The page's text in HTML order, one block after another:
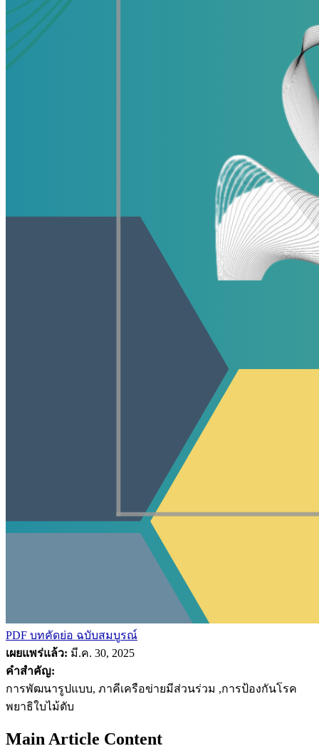
PDF บทคัดย่อ ฉบับสมบูรณ์
เผยแพร่แล้ว: มี.ค. 30, 2025
คำสำคัญ:
การพัฒนารูปแบบ, ภาคีเครือข่ายมีส่วนร่วม ,การป้องกันโรค
พยาธิใบไม้ตับ
Main Article Content